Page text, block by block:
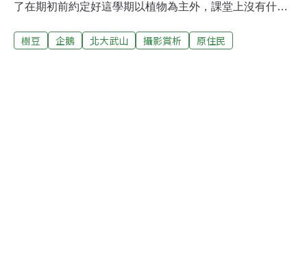
了在期初前約定好這學期以植物為主外，課堂上沒有什麼
題：而case study部份，大家各自挑選有興趣的「植物」
樹豆 企鵝 北大武山 攝影賞析 原住民